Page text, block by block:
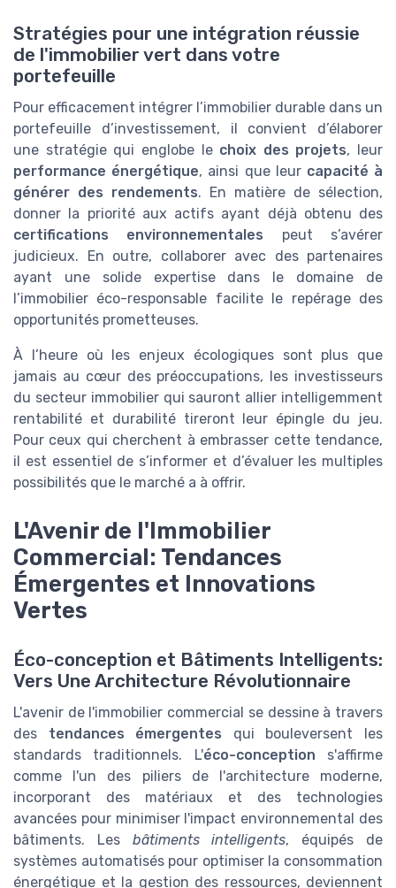
Stratégies pour une intégration réussie
de l'immobilier vert dans votre
portefeuille
Pour efficacement intégrer l’immobilier durable dans un
portefeuille d’investissement, il convient d’élaborer
une stratégie qui englobe le choix des projets, leur
performance énergétique, ainsi que leur capacité à
générer des rendements. En matière de sélection,
donner la priorité aux actifs ayant déjà obtenu des
certifications environnementales peut s’avérer
judicieux. En outre, collaborer avec des partenaires
ayant une solide expertise dans le domaine de
l’immobilier éco-responsable facilite le repérage des
opportunités prometteuses.
À l’heure où les enjeux écologiques sont plus que
jamais au cœur des préoccupations, les investisseurs
du secteur immobilier qui sauront allier intelligemment
rentabilité et durabilité tireront leur épingle du jeu.
Pour ceux qui cherchent à embrasser cette tendance,
il est essentiel de s’informer et d’évaluer les multiples
possibilités que le marché a à offrir.
L'Avenir de l'Immobilier
Commercial: Tendances
Émergentes et Innovations
Vertes
Éco-conception et Bâtiments Intelligents:
Vers Une Architecture Révolutionnaire
L'avenir de l'immobilier commercial se dessine à travers
des tendances émergentes qui bouleversent les
standards traditionnels. L'éco-conception s'affirme
comme l'un des piliers de l'architecture moderne,
incorporant des matériaux et des technologies
avancées pour minimiser l'impact environnemental des
bâtiments. Les bâtiments intelligents, équipés de
systèmes automatisés pour optimiser la consommation
énergétique et la gestion des ressources, deviennent